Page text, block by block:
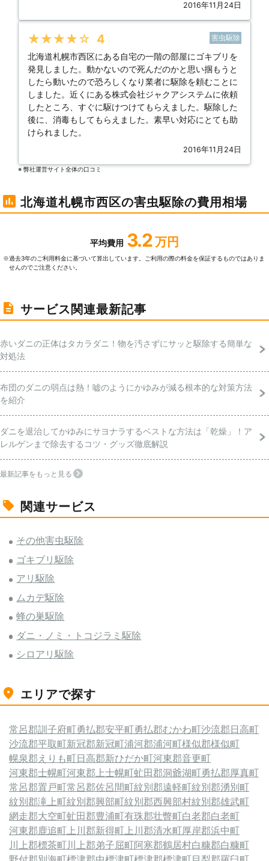
2016年11月24日
★★★★★ 4 害虫駆除
北海道札幌市西区にある自宅の一階の部屋にゴキブリを
発見しました。動かないので死んだのかと思い掴もうと
したら動いたので恐ろしくなり業者に駆除を頼むことに
しました。近くにある株式会社ジャクアシステムに依頼
したところ、すぐに駆けつけてもらえました。駆除した
後に、消毒もしてもらえました。素早い対応にとても助
けられました。
2016年11月24日
※ 弊社運営サイト全体の⼝コミ
北海道札幌市西区の害虫駆除の費用相場
平均費用 3.2 万円
※過去3年のご利⽤料⾦に基づいて算出しています。ご利⽤の際の料⾦を保証するものではありま
せんのでご注意ください。
サービス関連最新記事
赤いダニの正体はタカラダニ！物を汚さずにサッと駆除する簡単な
対処法
布団のダニの弱点は熱！嘘のようにかゆみが減る根本的な対策方法
を紹介
ダニを退治してかゆみにサヨナラするベストな方法は「乾燥」！ア
レルゲンまで除去するコツ・グッズ徹底解説
最新記事をもっと見る
関連サービス
その他害虫駆除
ゴキブリ駆除
アリ駆除
ムカデ駆除
蜂の巣駆除
ダニ・ノミ・トコジラミ駆除
シロアリ駆除
エリアで探す
常呂郡訓子府町勇払郡安平町勇払郡むかわ町沙流郡日高町
沙流郡平取町新冠郡新冠町浦河郡浦河町様似郡様似町
幌泉郡えりも町日高郡新ひだか町河東郡音更町
河東郡士幌町河東郡上士幌町虻田郡洞爺湖町勇払郡厚真町
常呂郡置戸町常呂郡佐呂間町紋別郡遠軽町紋別郡湧別町
紋別郡滝上町紋別郡興部町紋別郡西興部村紋別郡雄武町
網走郡大空町虻田郡豊浦町有珠郡壮瞥町白老郡白老町
河東郡鹿追町 上川郡新得町 上川郡清水町厚岸郡浜中町
川上郡標茶町川上郡弟子屈町阿寒郡鶴居村白糠郡白糠町